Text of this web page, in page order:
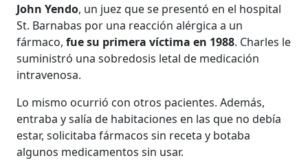
John Yendo, un juez que se presentó en el hospital
St. Barnabas por una reacción alérgica a un
fármaco,fue su primera víctima en 1988. Charles le
suministró una sobredosis letal de medicación
intravenosa.
Lo mismo ocurrió con otros pacientes. Además,
entraba y salía de habitaciones en las que no debía
estar, solicitaba fármacos sin receta y botaba
algunos medicamentos sin usar.